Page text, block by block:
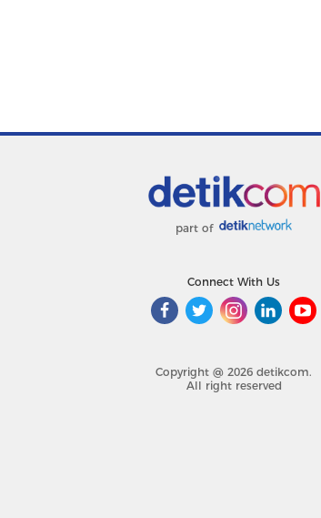
part of
Connect With Us
Copyright @ 2026 detikcom.
All right reserved